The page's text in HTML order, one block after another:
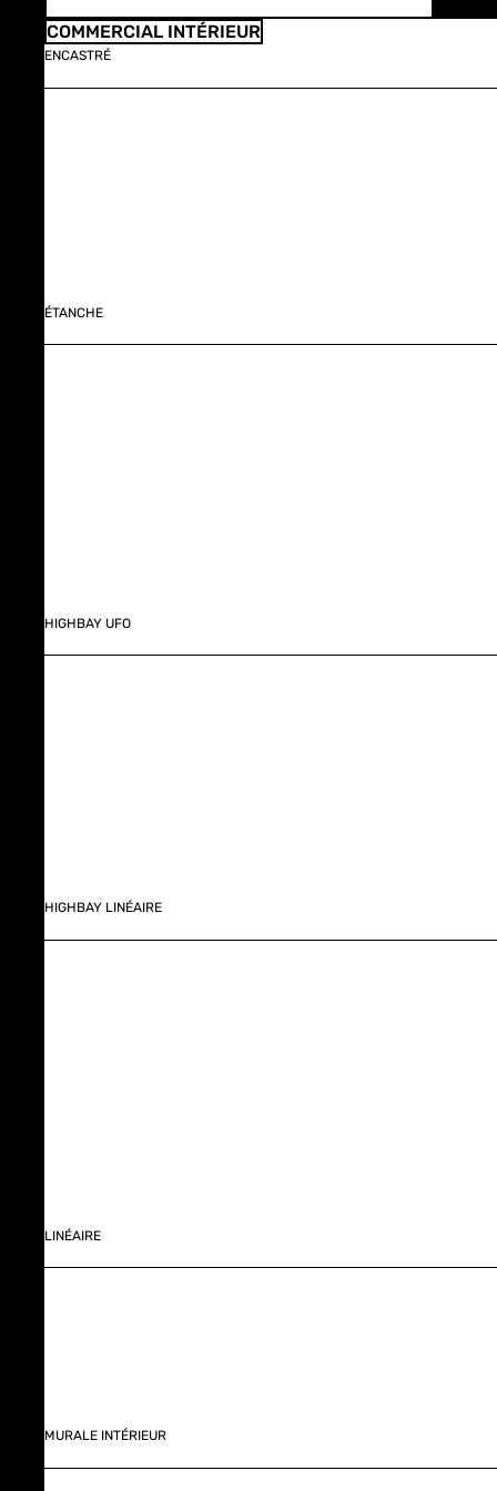
COMMERCIAL INTÉRIEUR
ENCASTRÉ
ÉTANCHE
HIGHBAY UFO
HIGHBAY LINÉAIRE
LINÉAIRE
MURALE INTÉRIEUR